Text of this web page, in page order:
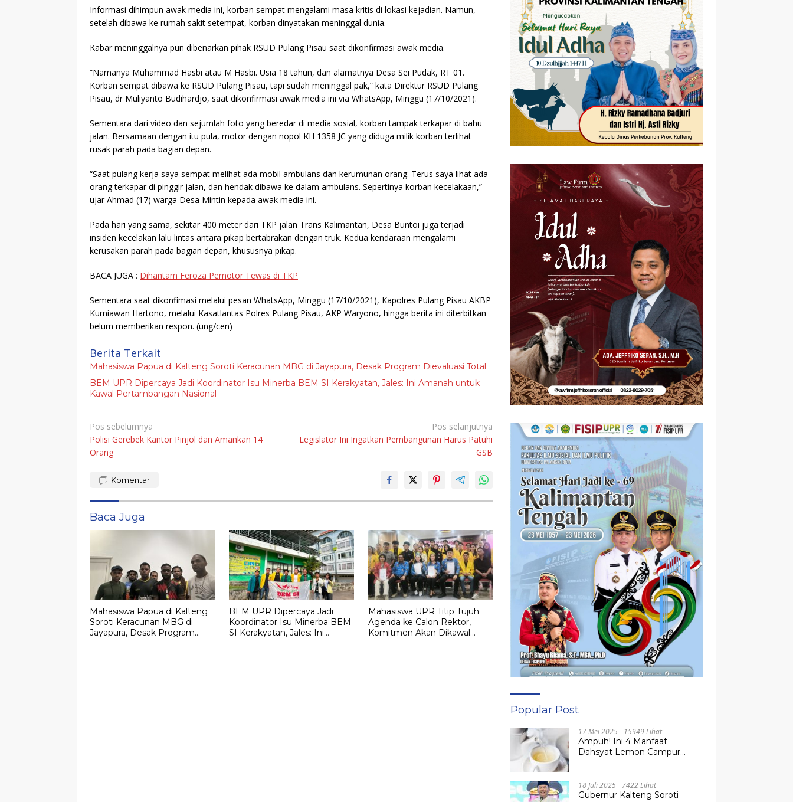
Informasi dihimpun awak media ini, korban sempat mengalami masa kritis di lokasi kejadian. Namun,
setelah dibawa ke rumah sakit setempat, korban dinyatakan meninggal dunia.
Kabar meninggalnya pun dibenarkan pihak RSUD Pulang Pisau saat dikonfirmasi awak media.
“Namanya Muhammad Hasbi atau M Hasbi. Usia 18 tahun, dan alamatnya Desa Sei Pudak, RT 01.
Korban sempat dibawa ke RSUD Pulang Pisau, tapi sudah meninggal pak,” kata Direktur RSUD Pulang
Pisau, dr Muliyanto Budihardjo, saat dikonfirmasi awak media ini via WhatsApp, Minggu (17/10/2021).
Sementara dari video dan sejumlah foto yang beredar di media sosial, korban tampak terkapar di bahu
jalan. Bersamaan dengan itu pula, motor dengan nopol KH 1358 JC yang diduga milik korban terlihat
rusak parah pada bagian depan.
“Saat pulang kerja saya sempat melihat ada mobil ambulans dan kerumunan orang. Terus saya lihat ada
orang terkapar di pinggir jalan, dan hendak dibawa ke dalam ambulans. Sepertinya korban kecelakaan,”
ujar Ahmad (17) warga Desa Mintin kepada awak media ini.
Pada hari yang sama, sekitar 400 meter dari TKP jalan Trans Kalimantan, Desa Buntoi juga terjadi
insiden kecelakan lalu lintas antara pikap bertabrakan dengan truk. Kedua kendaraan mengalami
kerusakan parah pada bagian depan, khususnya pikap.
BACA JUGA : Dihantam Feroza Pemotor Tewas di TKP
Sementara saat dikonfimasi melalui pesan WhatsApp, Minggu (17/10/2021), Kapolres Pulang Pisau AKBP
Kurniawan Hartono, melalui Kasatlantas Polres Pulang Pisau, AKP Waryono, hingga berita ini diterbitkan
belum memberikan respon. (ung/cen)
Berita Terkait
Mahasiswa Papua di Kalteng Soroti Keracunan MBG di Jayapura, Desak Program Dievaluasi Total
BEM UPR Dipercaya Jadi Koordinator Isu Minerba BEM SI Kerakyatan, Jales: Ini Amanah untuk
Kawal Pertambangan Nasional
Navigasi
pos
Pos sebelumnya
Polisi Gerebek Kantor Pinjol dan Amankan 14
Orang
Pos selanjutnya
Legislator Ini Ingatkan Pembangunan Harus Patuhi
GSB
Komentar
Baca Juga
Mahasiswa Papua di Kalteng
Soroti Keracunan MBG di
Jayapura, Desak Program
BEM UPR Dipercaya Jadi
Koordinator Isu Minerba BEM
SI Kerakyatan, Jales: Ini
Mahasiswa UPR Titip Tujuh
Agenda ke Calon Rektor,
Komitmen Akan Dikawal
Popular Post
17 Mei 2025 15949 Lihat
Ampuh! Ini 4 Manfaat
Dahsyat Lemon Campur
18 Juli 2025 7422 Lihat
Gubernur Kalteng Soroti